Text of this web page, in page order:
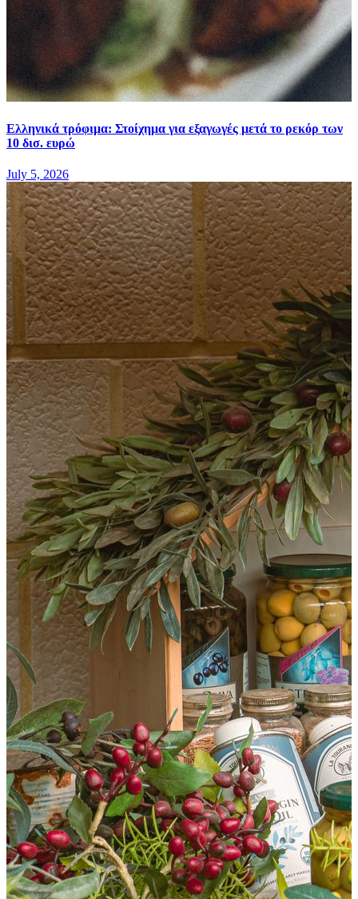
Ελληνικά τρόφιμα: Στοίχημα για εξαγωγές μετά το ρεκόρ των
10 δισ. ευρώ
July 5, 2026